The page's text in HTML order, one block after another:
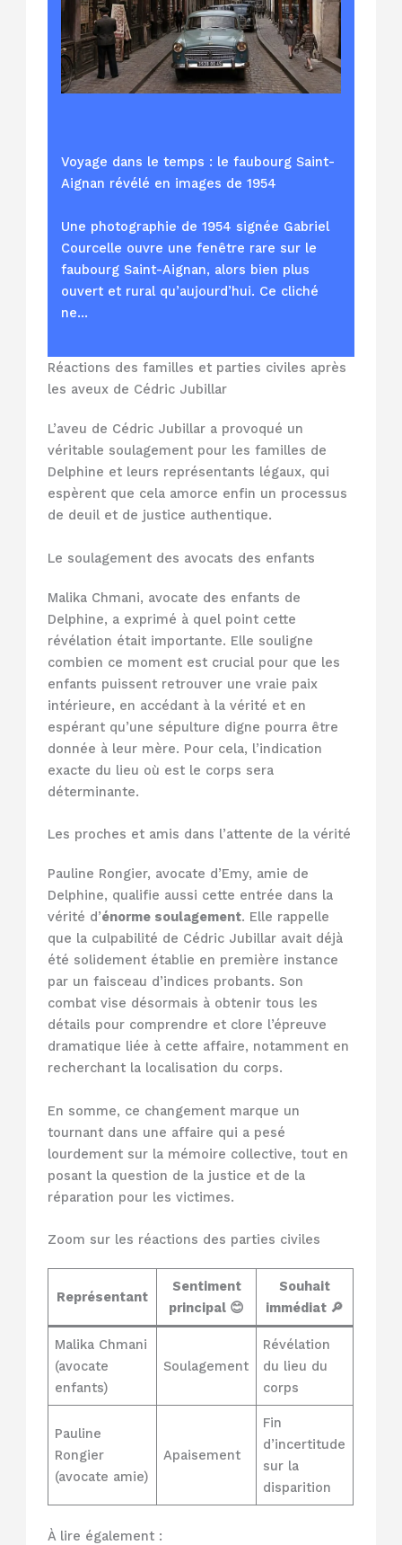
Voyage dans le temps : le faubourg Saint-
Aignan révélé en images de 1954
Une photographie de 1954 signée Gabriel
Courcelle ouvre une fenêtre rare sur le
faubourg Saint-Aignan, alors bien plus
ouvert et rural qu’aujourd’hui. Ce cliché
ne…
Réactions des familles et parties civiles après
les aveux de Cédric Jubillar
L’aveu de Cédric Jubillar a provoqué un
véritable soulagement pour les familles de
Delphine et leurs représentants légaux, qui
espèrent que cela amorce enfin un processus
de deuil et de justice authentique.
Le soulagement des avocats des enfants
Malika Chmani, avocate des enfants de
Delphine, a exprimé à quel point cette
révélation était importante. Elle souligne
combien ce moment est crucial pour que les
enfants puissent retrouver une vraie paix
intérieure, en accédant à la vérité et en
espérant qu’une sépulture digne pourra être
donnée à leur mère. Pour cela, l’indication
exacte du lieu où est le corps sera
déterminante.
Les proches et amis dans l’attente de la vérité
Pauline Rongier, avocate d’Emy, amie de
Delphine, qualifie aussi cette entrée dans la
vérité d’énorme soulagement. Elle rappelle
que la culpabilité de Cédric Jubillar avait déjà
été solidement établie en première instance
par un faisceau d’indices probants. Son
combat vise désormais à obtenir tous les
détails pour comprendre et clore l’épreuve
dramatique liée à cette affaire, notamment en
recherchant la localisation du corps.
En somme, ce changement marque un
tournant dans une affaire qui a pesé
lourdement sur la mémoire collective, tout en
posant la question de la justice et de la
réparation pour les victimes.
Zoom sur les réactions des parties civiles
Représentant
Sentiment
principal 😊
Souhait
immédiat 🔎
Malika Chmani
(avocate
enfants)
Soulagement
Révélation
du lieu du
corps
Pauline
Rongier
(avocate amie)
Apaisement
Fin
d’incertitude
sur la
disparition
À lire également :